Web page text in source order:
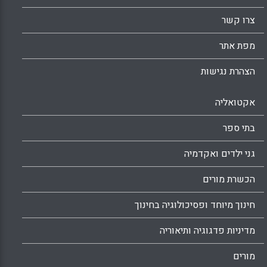
צרו קשר
מפת אתר
הצהרת נגישות
אקטואליה
בתי ספר
גני ילדים ואקדמיה
הכשרת מורים
חינוך מיוחד ופסיכולוגיה בחינוך
מדיניות פדגוגיה ותיאוריה
מורים